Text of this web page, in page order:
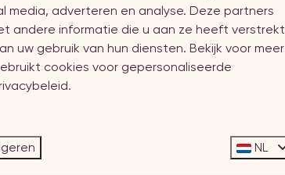
media, adverteren en analyse. Deze partners
andere informatie die u aan ze heeft verstrekt
uw gebruik van hun diensten. Bekijk voor meer
cookies voor gepersonaliseerde
NL